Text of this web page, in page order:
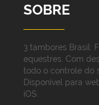
SOBRE
3 tambores Brasil:
equestres. Com
todo o controle do
Disponível para
iOS.